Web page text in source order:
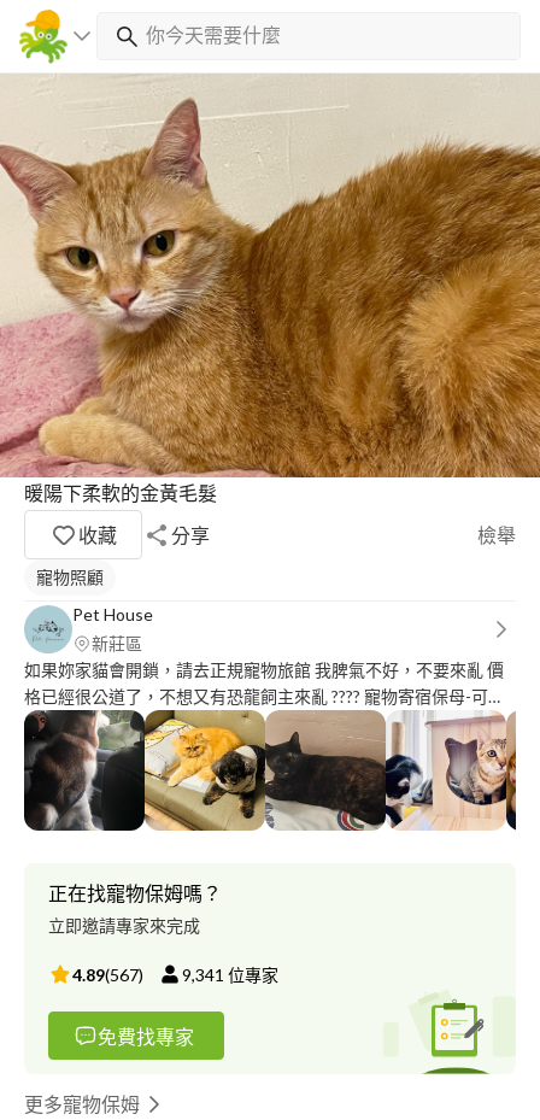
暖陽下柔軟的金黃毛髮
收藏
分享 檢舉
寵物照顧
Pet House
新莊區
如果妳家貓會開鎖，請去正規寵物旅館 我脾氣不好，不要來亂 價
格已經很公道了，不想又有恐龍飼主來亂 ???? 寵物寄宿保母-可預
約 小型犬一隻(6kg以下)$800/天 中型犬一隻(15kg以下)$900/天 大
型犬一隻(16kg以上)$1000/天 貓咪一隻$400/天 - 需寄養一個月以
上費用另計（可談） 免費接送的情況看客人態度 若需食物提供一
天酌收100 - 費用能接受請直接留下聯絡方式～ - 不關籠、會帶出
門散步?‍♀️
正在找寵物保姆嗎？
立即邀請專家來完成
4.89(567) 9,341 位專家
免費找專家
更多寵物保姆